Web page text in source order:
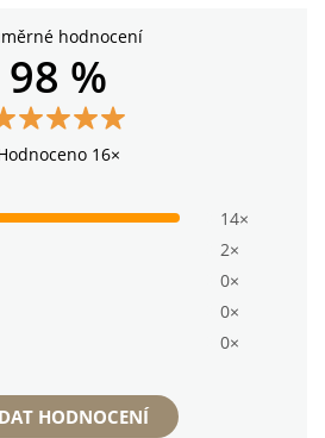
hodnocení
98 %
16×
14×
2×
0×
0×
0×
HODNOCENÍ